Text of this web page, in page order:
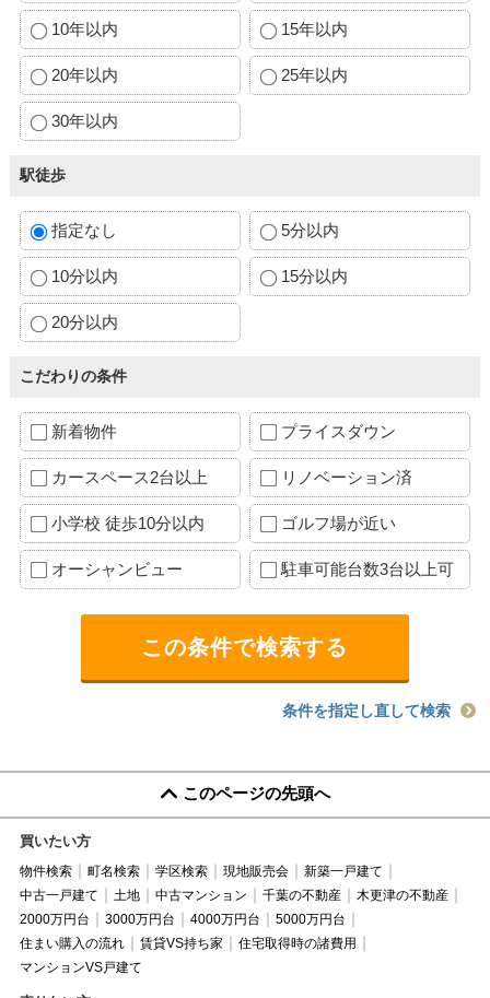
10年以内 15年以内
20年以内 25年以内
30年以内
駅徒歩
指定なし 5分以内
10分以内 15分以内
20分以内
こだわりの条件
新着物件 プライスダウン
カースペース2台以上 リノベーション済
小学校 徒歩10分以内 ゴルフ場が近い
オーシャンビュー 駐車可能台数3台以上可
条件を指定し直して検索
このページの先頭へ
買いたい方
物件検索 町名検索 学区検索 現地販売会
新築一戸建て
中古一戸建て
土地 中古マンション 千葉の不動産
木更津の不動産
2000万円台
3000万円台 4000万円台
5000万円台
住まい購入の流れ
賃貸VS持ち家
住宅取得時の諸費用
マンションVS戸建て